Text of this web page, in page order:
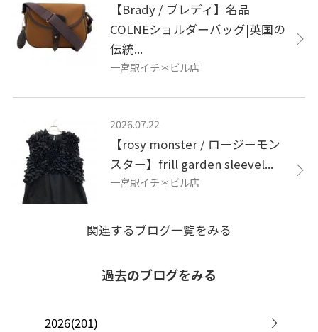
【Brady / ブレディ】名品
COLNEショルダーバッグ|英国の
伝統...
一宮駅イチ＊ビル店
2026.07.22
【rosy monster / ロージーモン
スター】frill garden sleevel...
一宮駅イチ＊ビル店
関連するブログ一覧をみる
過去のブログをみる
2026(201)